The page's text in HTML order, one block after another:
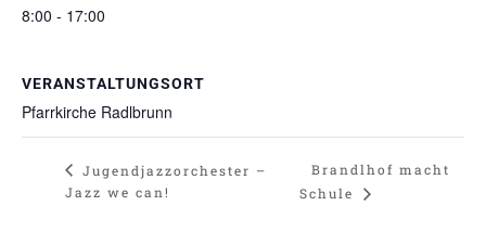
8:00 - 17:00
VERANSTALTUNGSORT
Pfarrkirche Radlbrunn
Jugendjazzorchester –
Jazz we can!
Brandlhof macht
Schule